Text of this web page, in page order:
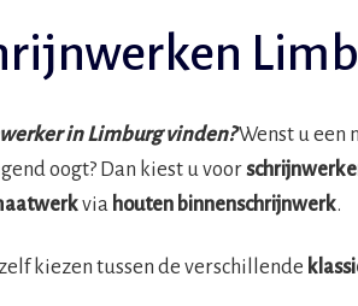
in Limburg vinden?Wenst u een
oogt? Dan kiest u voor
via houten binnenschrijnwerk.
kiezen tussen de verschillende